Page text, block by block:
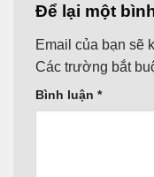
Để lại một
Email của bạn sẽ
Các trường bắt
Bình luận *